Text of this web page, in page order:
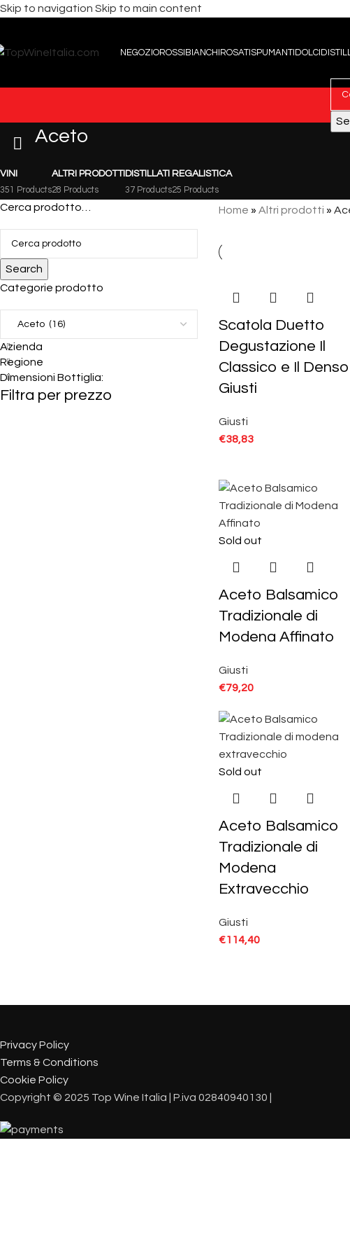
Skip to navigation Skip to main content
NEGOZIOROSSI BIANCHI ROSATI SPUMANTI DOLCI
Aceto
VINI
351 Products
ALTRI PRODOTTI
28 Products
DISTILLATI
37 Products
REGALISTICA
25 Products
Cerca prodotto…
Search
Categorie prodotto
Azienda
Regione
Dimensioni Bottiglia:
Filtra per prezzo
Home » Altri prodotti »
Scatola Duetto
Degustazione Il
Classico e Il Denso
Giusti
Giusti
€38,83
Sold out
Aceto Balsamico
Tradizionale di
Modena Affinato
Giusti
€79,20
Sold out
Aceto Balsamico
Tradizionale di
Modena
Extravecchio
Giusti
€114,40
Privacy Policy
Terms & Conditions
Cookie Policy
Copyright © 2025 Top Wine Italia | P.iva 02840940130 |